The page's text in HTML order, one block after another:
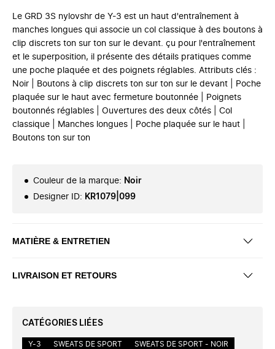
Le GRD 3S nylovshr de Y-3 est un haut d'entraînement à
manches longues qui associe un col classique à des boutons à
clip discrets ton sur ton sur le devant. çu pour l'entraînement
et le superposition, il présente des détails pratiques comme
une poche plaquée et des poignets réglables. Attributs clés :
Noir | Boutons à clip discrets ton sur ton sur le devant | Poche
plaquée sur le haut avec fermeture boutonnée | Poignets
boutonnés réglables | Ouvertures des deux côtés | Col
classique | Manches longues | Poche plaquée sur le haut |
Boutons ton sur ton
Couleur de la marque: Noir
Designer ID: KR1079|099
MATIÈRE & ENTRETIEN
LIVRAISON ET RETOURS
CATÉGORIES LIÉES
Y-3 SWEATS DE SPORT
SWEATS DE SPORT - NOIR